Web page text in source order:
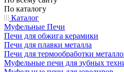
По каталогу
Каталог
Муфельные Печи
Печи для обжига керамики
Печи для плавки металла
Печи для термообработки
Муфельные печи для зубных